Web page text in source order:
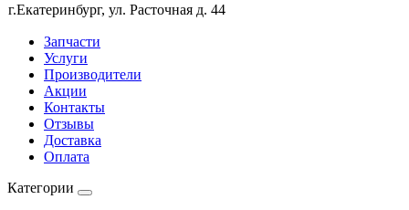
г.Екатеринбург, ул. Расточная д. 44
Запчасти
Услуги
Производители
Акции
Контакты
Отзывы
Доставка
Оплата
Категории